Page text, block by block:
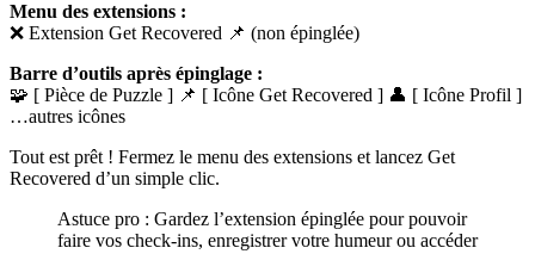
Menu des extensions :
❌ Extension Get Recovered 📌 (non épinglée)
Barre d’outils après épinglage :
🧩 [ Pièce de Puzzle ] 📌 [ Icône Get Recovered ] 👤 [ Icône Profil ]
…autres icônes
Tout est prêt ! Fermez le menu des extensions et lancez Get
Recovered d’un simple clic.
Astuce pro : Gardez l’extension épinglée pour pouvoir
faire vos check-ins, enregistrer votre humeur ou accéder